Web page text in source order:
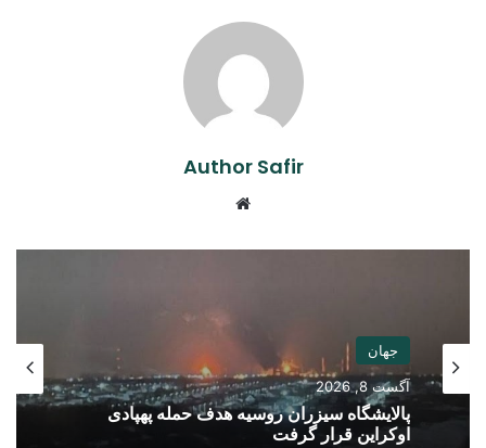
Author Safir
جهان
آگست 8, 2026
پالایشگاه سیزران روسیه هدف حمله پهپادی
اوکراین قرار گرفت